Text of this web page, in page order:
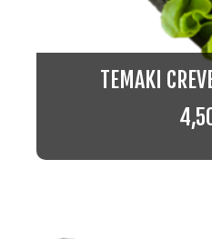
TEMAKI